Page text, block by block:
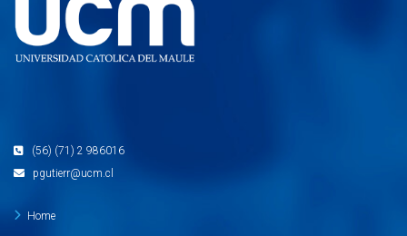
(56) (71) 2 986016
pgutierr@ucm.cl
Home